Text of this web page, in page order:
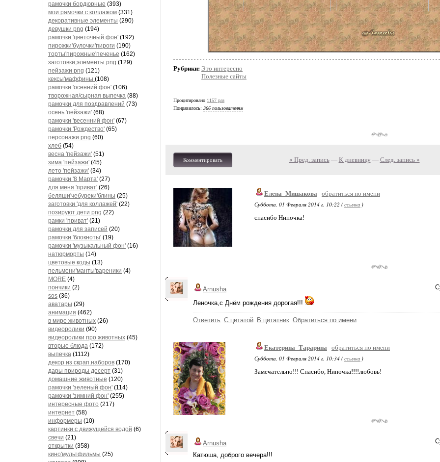
рамочки бордюрные (393)
мои рамочки с коллажом (331)
декоративные элементы (290)
девушки png (194)
рамочки 'цветочный фон' (192)
пирожки'булочки'пироги (190)
торты'пирожные'печенье (162)
заготовки,элементы png (129)
пейзажи png (121)
кексы'маффины (108)
рамочки 'осенний фон' (106)
творожная/сырная выпечка (88)
рамочки для поздравлений (73)
осень 'пейзажи' (68)
рамочки 'весенний фон' (67)
рамочки 'Рождество' (65)
персонажи png (60)
хлеб (54)
весна 'пейзажи' (51)
зима 'пейзажи' (45)
лето 'пейзажи' (34)
рамочки '8 Марта' (27)
для меня 'приват' (26)
беляши'чебуреки'блины (25)
заготовки 'для коллажей' (22)
позируют дети png (22)
рамки 'приват' (21)
рамочки для записей (20)
рамочки 'блокноты' (19)
рамочки 'музыкальный фон' (16)
натюрморты (14)
цветовые коды (13)
пельмени'манты'вареники (4)
MORE (4)
пончики (2)
sos (36)
аватары (29)
анимация (462)
в мире животных (26)
видеоролики (90)
видеоролики про животных (45)
вторые блюда (172)
выпечка (1112)
декор из скрап.наборов (170)
дары природы десерт (31)
домашние животные (120)
рамочки 'зеленый фон' (114)
рамочки 'зимний фон' (255)
интересные фото (217)
интернет (58)
информеры (10)
картинки с движущейся водой (6)
свечи (21)
открытки (358)
кино'мультфильмы (25)
Рубрики: Это интересно
Полезные сайты
Процитировано 1157 раз
Понравилось: 366 пользователям
Комментировать « Пред. запись— К дневнику — След. запись »
Елена_Мишакова
обратиться по имени
Суббота, 01 Февраля 2014 г. 10:22 (ссылка )
спасибо Ниночка!
Arnusha
Леночка,с Днём рождения дорогая!!!
Ответить С цитатой В цитатник Обратиться по имени
Екатерина_Тарарина
обратиться по имени
Суббота, 01 Февраля 2014 г. 10:34 (ссылка )
Замечательно!!! Спасибо, Ниночка!!!!любовь!
Arnusha
Катюша, доброго вечера!!!